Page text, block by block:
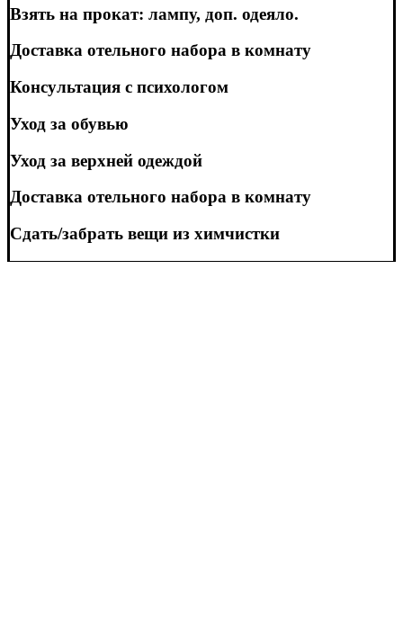
Взять на прокат: лампу, доп. одеяло.
Доставка отельного набора в комнату
Консультация с психологом
Уход за обувью
Уход за верхней одеждой
Доставка отельного набора в комнату
Сдать/забрать вещи из химчистки